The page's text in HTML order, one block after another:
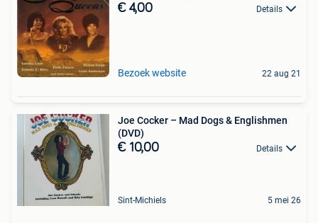
€ 4,00 Details
Bezoek website 22 aug 21
Joe Cocker – Mad Dogs & Englishmen
(DVD)
€ 10,00 Details
Sint-Michiels 5 mei 26